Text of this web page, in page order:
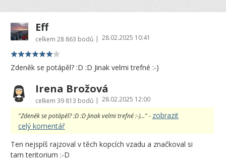
Eff
celkem 28 863 bodů | 28.02.2025 10:41
Zdeněk se potápěl? :D :D Jinak velmi trefné :-)
Irena Brožová
celkem 39 813 bodů | 28.02.2025 12:00
"Zdeněk se potápěl? :D :D Jinak velmi trefné :-)..." - zobrazit
celý komentář
Ten nejspíš rajzoval v těch kopcích vzadu a značkoval si
tam teritorium :-D